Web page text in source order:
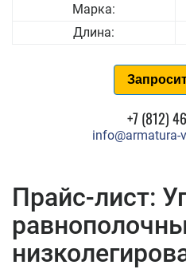
Марка:
Длина:
+7 (812)
info@armatura-
Прайс-лист: